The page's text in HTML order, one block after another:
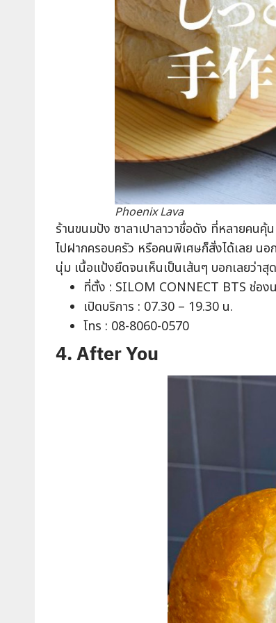
Phoenix Lava
ร้านขนมปัง ซาลาเปาลาวาชื่อดัง ที่หลายคนคุ้
ไปฝากครอบครัว หรือคนพิเศษก็สั่งได้เลย น
นุ่ม เนื้อแป้งยืดจนเห็นเป็นเส้นๆ บอกเลยว่า
ที่ตั้ง : SILOM CONNECT BTS ช่อง
เปิดบริการ : 07.30 – 19.30 น.
โทร : 08-8060-0570
4. After You